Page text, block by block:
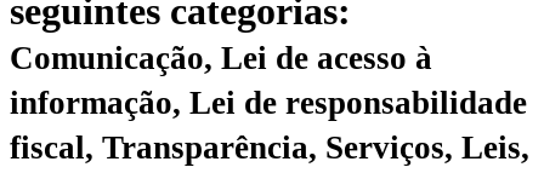
seguintes categorias:
Comunicação, Lei de acesso à
informação, Lei de responsabilidade
fiscal, Transparência, Serviços, Leis,